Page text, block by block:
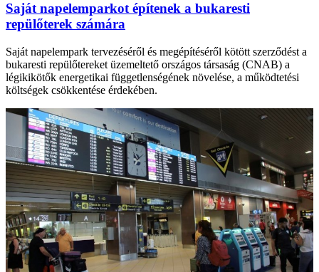
Saját napelemparkot építenek a bukaresti
repülőterek számára
Saját napelempark tervezéséről és megépítéséről kötött szerződést a
bukaresti repülőtereket üzemeltető országos társaság (CNAB) a
légikikötők energetikai függetlenségének növelése, a működtetési
költségek csökkentése érdekében.